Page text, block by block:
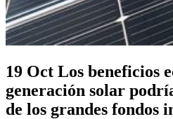
19 Oct Los beneficios
generación solar
de los grandes fondos